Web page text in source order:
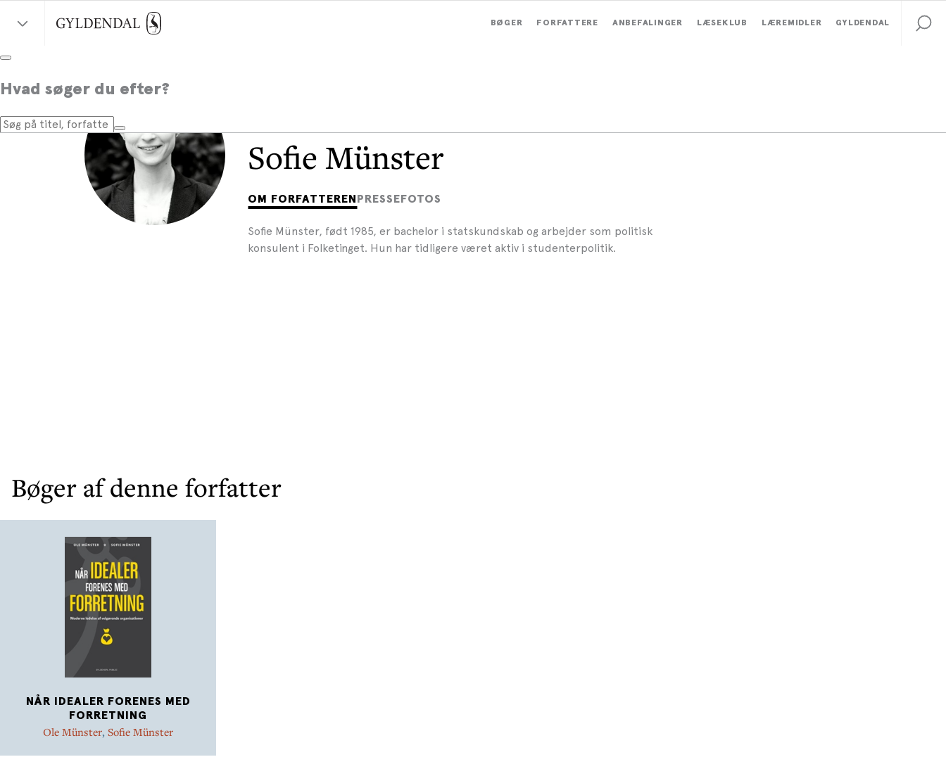
BØGER FORFATTERE ANBEFALINGER LÆSEKLUB LÆREMIDLER GYLDENDAL
Hvad søger du efter?
Sofie Münster
OM FORFATTEREN PRESSEFOTOS
Sofie Münster, født 1985, er bachelor i statskundskab og arbejder som politisk
konsulent i Folketinget. Hun har tidligere været aktiv i studenterpolitik.
Bøger af denne forfatter
NÅR IDEALER FORENES MED
FORRETNING
Ole Münster, Sofie Münster